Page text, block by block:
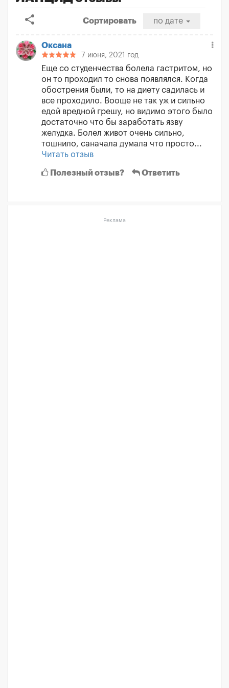
share
Сортировать по дате
Оксана
7 июня, 2021 год
Еще со студенчества болела гастритом, но
он то проходил то снова появлялся. Когда
обострения были, то на диету садилась и
все проходило. Вооще не так уж и сильно
едой вредной грешу, но видимо этого было
достаточно что бы заработать язву
желудка. Болел живот очень сильно,
тошнило, саначала думала что просто...
Читать отзыв
Полезный отзыв? Ответить
Реклама